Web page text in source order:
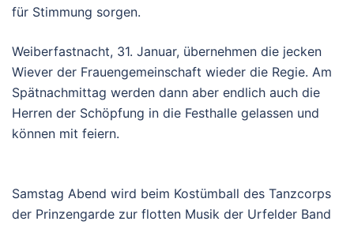
für Stimmung sorgen.
Weiberfastnacht, 31. Januar, übernehmen die jecken
Wiever der Frauengemeinschaft wieder die Regie. Am
Spätnachmittag werden dann aber endlich auch die
Herren der Schöpfung in die Festhalle gelassen und
können mit feiern.
Samstag Abend wird beim Kostümball des Tanzcorps
der Prinzengarde zur flotten Musik der Urfelder Band